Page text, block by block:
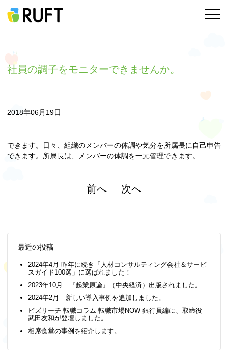
社員の調子をモニターできませんか。
2018年06月19日
できます。日々、組織のメンバーの体調や気分を所属長に自己申告
できます。所属長は、メンバーの体調を一元管理できます。
前へ 次へ
最近の投稿
2024年4月 昨年に続き「人材コンサルティング会社＆サービ
スガイド100選」に選ばれました！
2023年10月 『起業原論』（中央経済）出版されました。
2024年2月 新しい導入事例を追加しました。
ビズリーチ 転職コラム 転職市場NOW 銀行員編に、取締役
武田友和が登壇しました。
相席食堂の事例を紹介します。